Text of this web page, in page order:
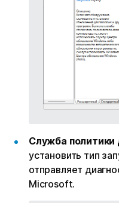
Служба политики
установить тип
отправляет
Microsoft.